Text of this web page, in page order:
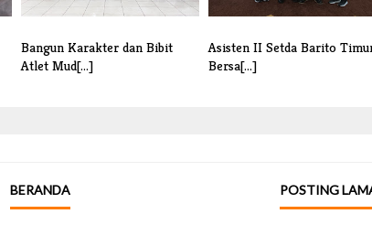
Bangun Karakter dan Bibit
Atlet Mud[...]
Asisten II Setda Barito
Bersa[...]
POSTING
BERANDA